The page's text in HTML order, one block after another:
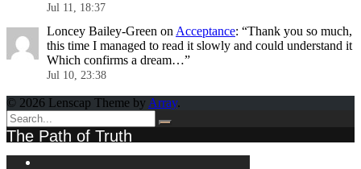
Jul 11, 18:37
Loncey Bailey-Green on Acceptance: “Thank you so much,
this time I managed to read it slowly and could understand it
Which confirms a dream…”
Jul 10, 23:38
© 2026 Lenscap Theme by Array.
The Path of Truth